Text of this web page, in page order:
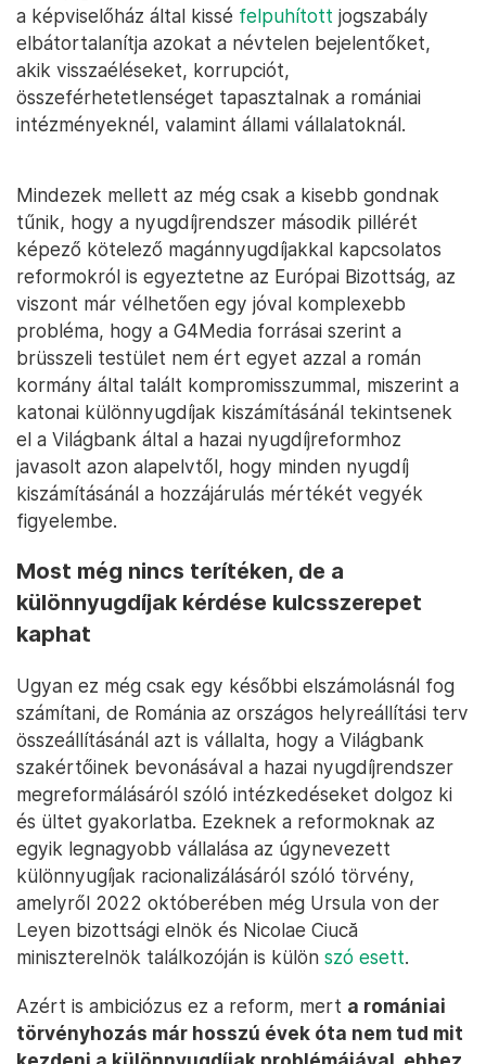
a képviselőház által kissé felpuhított jogszabály
elbátortalanítja azokat a névtelen bejelentőket,
akik visszaéléseket, korrupciót,
összeférhetetlenséget tapasztalnak a romániai
intézményeknél, valamint állami vállalatoknál.
Mindezek mellett az még csak a kisebb gondnak
tűnik, hogy a nyugdíjrendszer második pillérét
képező kötelező magánnyugdíjakkal kapcsolatos
reformokról is egyeztetne az Európai Bizottság, az
viszont már vélhetően egy jóval komplexebb
probléma, hogy a G4Media forrásai szerint a
brüsszeli testület nem ért egyet azzal a román
kormány által talált kompromisszummal, miszerint a
katonai különnyugdíjak kiszámításánál tekintsenek
el a Világbank által a hazai nyugdíjreformhoz
javasolt azon alapelvtől, hogy minden nyugdíj
kiszámításánál a hozzájárulás mértékét vegyék
figyelembe.
Most még nincs terítéken, de a
különnyugdíjak kérdése kulcsszerepet
kaphat
Ugyan ez még csak egy későbbi elszámolásnál fog
számítani, de Románia az országos helyreállítási terv
összeállításánál azt is vállalta, hogy a Világbank
szakértőinek bevonásával a hazai nyugdíjrendszer
megreformálásáról szóló intézkedéseket dolgoz ki
és ültet gyakorlatba. Ezeknek a reformoknak az
egyik legnagyobb vállalása az úgynevezett
különnyugíjak racionalizálásáról szóló törvény,
amelyről 2022 októberében még Ursula von der
Leyen bizottsági elnök és Nicolae Ciucă
miniszterelnök találkozóján is külön szó esett.
Azért is ambiciózus ez a reform, mert a romániai
törvényhozás már hosszú évek óta nem tud mit